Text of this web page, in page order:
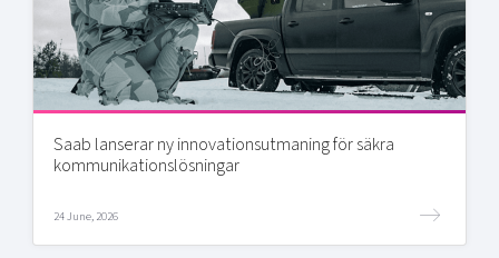
Saab lanserar ny innovationsutmaning för säkra
kommunikationslösningar
24 June, 2026